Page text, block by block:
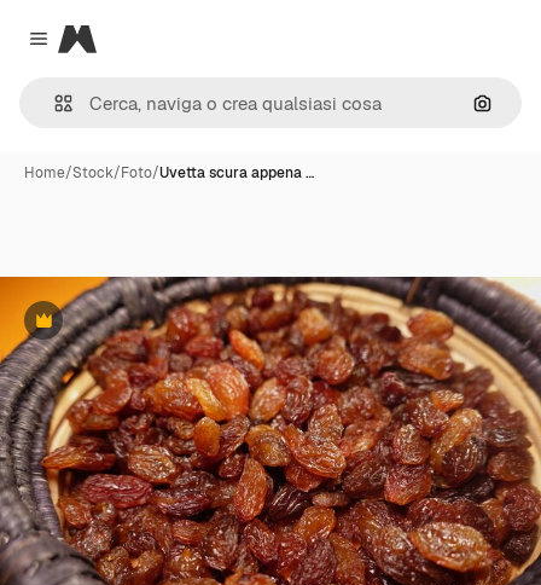
Close menu
Magnific
Cerca
Home/Stock/Foto/Uvetta scura appena …
Premium